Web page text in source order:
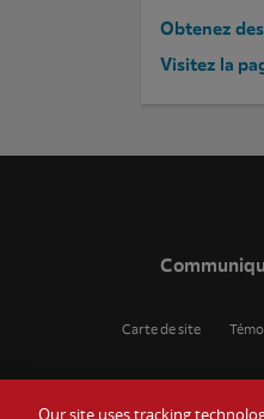
Obtenez
Visitez la
Carte de site
Our site uses tracking